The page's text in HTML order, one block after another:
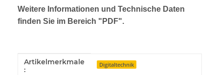
Weitere Informationen und Technische Daten
finden Sie im Bereich "PDF".
Produkteigenschaft
Wert
Artikelmerkmale
:
Digitaltechnik